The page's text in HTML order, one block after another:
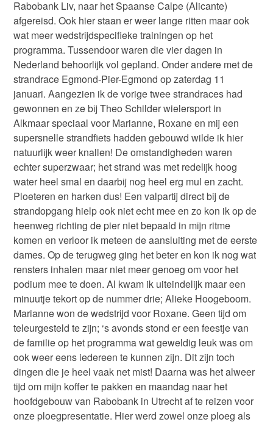
Rabobank Liv, naar het Spaanse Calpe (Alicante)
afgereisd. Ook hier staan er weer lange ritten maar ook
wat meer wedstrijdspecifieke trainingen op het
programma. Tussendoor waren die vier dagen in
Nederland behoorlijk vol gepland. Onder andere met de
strandrace Egmond-Pier-Egmond op zaterdag 11
januari. Aangezien ik de vorige twee strandraces had
gewonnen en ze bij Theo Schilder wielersport in
Alkmaar speciaal voor Marianne, Roxane en mij een
supersnelle strandfiets hadden gebouwd wilde ik hier
natuurlijk weer knallen! De omstandigheden waren
echter superzwaar; het strand was met redelijk hoog
water heel smal en daarbij nog heel erg mul en zacht.
Ploeteren en harken dus! Een valpartij direct bij de
strandopgang hielp ook niet echt mee en zo kon ik op de
heenweg richting de pier niet bepaald in mijn ritme
komen en verloor ik meteen de aansluiting met de eerste
dames. Op de terugweg ging het beter en kon ik nog wat
rensters inhalen maar niet meer genoeg om voor het
podium mee te doen. Al kwam ik uiteindelijk maar een
minuutje tekort op de nummer drie; Alieke Hoogeboom.
Marianne won de wedstrijd voor Roxane. Geen tijd om
teleurgesteld te zijn; ‘s avonds stond er een feestje van
de familie op het programma wat geweldig leuk was om
ook weer eens iedereen te kunnen zijn. Dit zijn toch
dingen die je heel vaak net mist! Daarna was het alweer
tijd om mijn koffer te pakken en maandag naar het
hoofdgebouw van Rabobank in Utrecht af te reizen voor
onze ploegpresentatie. Hier werd zowel onze ploeg als